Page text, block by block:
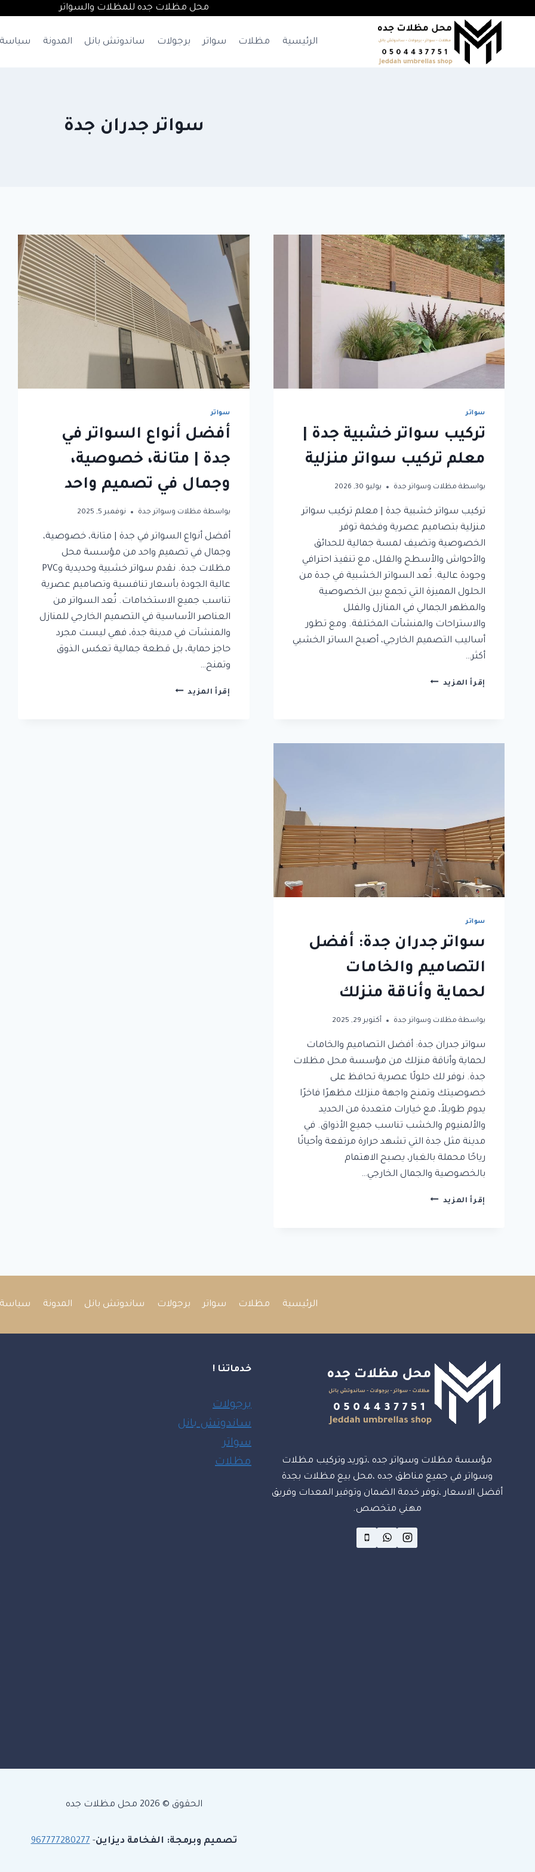
محل مظلات جده للمظلات والسواتر
الرئيسية مظلات سواتر برجولات ساندوتش بانل المدونة
سواتر جدران جدة
سواتر
تركيب سواتر خشبية جدة |
معلم تركيب سواتر منزلية
بواسطة مظلات وسواتر جدة يوليو 30, 2026
تركيب سواتر خشبية جدة | معلم تركيب سواتر
منزلية بتصاميم عصرية وفخمة توفر
الخصوصية وتضيف لمسة جمالية للحدائق
والأحواش والأسطح والفلل، مع تنفيذ احترافي
وجودة عالية. تُعد السواتر الخشبية في جدة من
الحلول المميزة التي تجمع بين الخصوصية
والمظهر الجمالي في المنازل والفلل
والاستراحات والمنشآت المختلفة. ومع تطور
أساليب التصميم الخارجي، أصبح الساتر الخشبي
أكثر…
إقرأ المزيد تركيب
معلم
سواتر
أفضل أنواع السواتر في
جدة | متانة، خصوصية،
وجمال في تصميم واحد
بواسطة مظلات وسواتر جدة نوفمبر 5, 2025
أفضل أنواع السواتر في جدة | متانة، خصوصية،
وجمال في تصميم واحد من مؤسسة محل
مظلات جدة. نقدم سواتر خشبية وحديدية وPVC
عالية الجودة بأسعار تنافسية وتصاميم عصرية
تناسب جميع الاستخدامات. تُعد السواتر من
العناصر الأساسية في التصميم الخارجي للمنازل
والمنشآت في مدينة جدة، فهي ليست مجرد
حاجز حماية، بل قطعة جمالية تعكس الذوق
وتمنح…
إقرأ المزيد أفضل
سواتر
سواتر جدران جدة: أفضل
التصاميم والخامات
لحماية وأناقة منزلك
بواسطة مظلات وسواتر جدة أكتوبر 29, 2025
سواتر جدران جدة: أفضل التصاميم والخامات
لحماية وأناقة منزلك من مؤسسة محل مظلات
جدة. نوفر لك حلولًا عصرية تحافظ على
خصوصيتك وتمنح واجهة منزلك مظهرًا فاخرًا
يدوم طويلاً، مع خيارات متعددة من الحديد
والألمنيوم والخشب تناسب جميع الأذواق. في
مدينة مثل جدة التي تشهد حرارة مرتفعة وأحيانًا
رياحًا محملة بالغبار، يصبح الاهتمام
بالخصوصية والجمال الخارجي…
إقرأ المزيد سواتر
الرئيسية مظلات سواتر برجولات ساندوتش بانل المدونة
مؤسسة مظلات وسواتر جده ،توريد وتركيب مظلات
وسواتر في جميع مناطق جده ،محل بيع مظلات بجدة
أفضل الاسعار ،نوفر خدمة الضمان وتوفير المعدات وفريق
مهني متخصص.
خدماتنا !
برجولات
ساندوتش بانل
سواتر
مظلات
الحقوق © 2026 محل مظلات جده
تصميم وبرمجة: الفخامة ديزاين-
967777280277